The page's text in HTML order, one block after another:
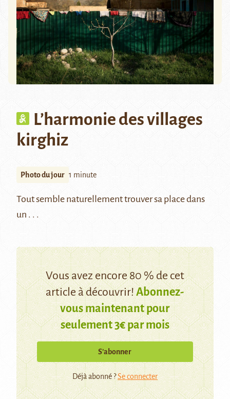
L’harmonie des villages
kirghiz
Photo du jour 1 minute
Tout semble naturellement trouver sa place dans
un . . .
Vous avez encore 80 % de cet
article à découvrir!Abonnez-
vous maintenant pour
seulement 3€ par mois
S’abonner
Déjà abonné ?Se connecter